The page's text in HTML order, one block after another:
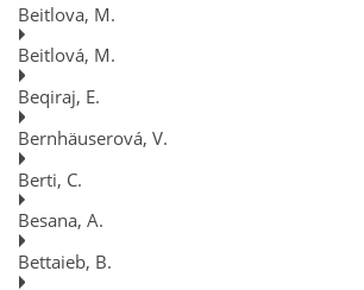
Beitlova, M.
Beitlová, M.
Beqiraj, E.
Bernhäuserová, V.
Berti, C.
Besana, A.
Bettaieb, B.